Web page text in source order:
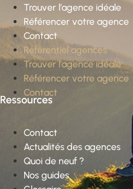
Trouver l’agence idéale
Référencer votre agence
Contact
Référentiel agences
Trouver l’agence idéale
Référencer votre agence
Contact
Ressources
Contact
Actualités des agences
Quoi de neuf ?
Nos guides